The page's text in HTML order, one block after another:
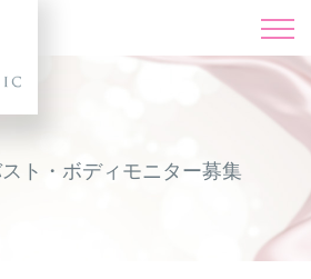
Price
ト・ボディモニター募集